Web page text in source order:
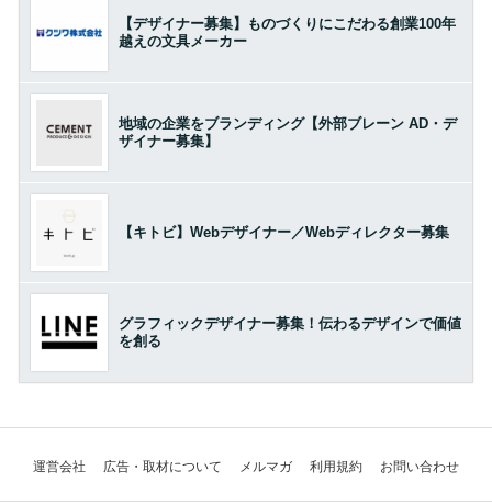
【デザイナー募集】ものづくりにこだわる創業100年
越えの文具メーカー
地域の企業をブランディング【外部ブレーン AD・デ
ザイナー募集】
【キトビ】Webデザイナー／Webディレクター募集
グラフィックデザイナー募集！伝わるデザインで価値
を創る
運営会社 広告・取材について メルマガ 利用規約 お問い合わせ